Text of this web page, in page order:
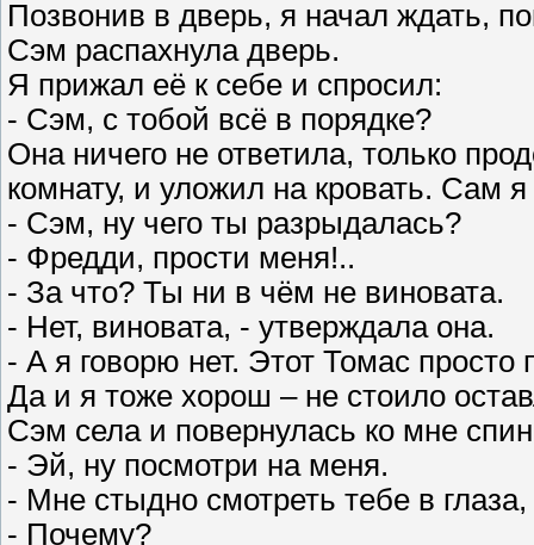
Позвонив в дверь, я начал ждать,
Сэм распахнула дверь.
Я прижал её к себе и спросил:
- Сэм, с тобой всё в порядке?
Она ничего не ответила, только
комнату, и уложил на кровать. Сам
- Сэм, ну чего ты разрыдалась?
- Фредди, прости меня!..
- За что? Ты ни в чём не виновата.
- Нет, виновата, - утверждала она.
- А я говорю нет. Этот Томас
Да и я тоже хорош – не стоило
Сэм села и повернулась ко мне
- Эй, ну посмотри на меня.
- Мне стыдно смотреть тебе в
- Почему?